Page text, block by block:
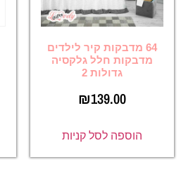
64 מדבקות קיר לילדים
מדבקות חלל גלקסיה
גדולות 2
₪139.00
הוספה לסל קניות